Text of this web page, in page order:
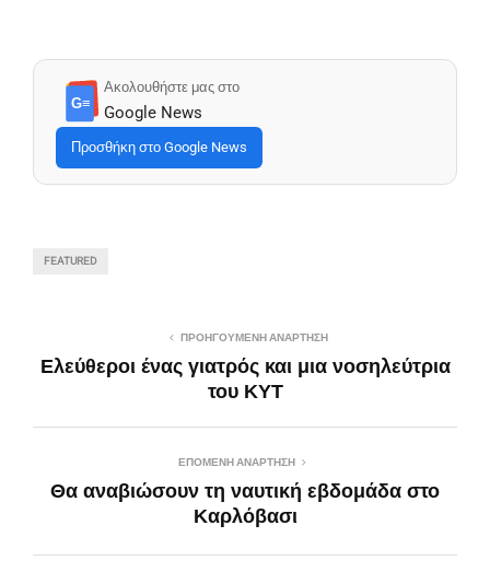
G≡
Ακολουθήστε μας στο
Google News
Προσθήκη στο Google News
FEATURED
ΠΡΟΗΓΟΎΜΕΝΗ ΑΝΆΡΤΗΣΗ
Ελεύθεροι ένας γιατρός και μια νοσηλεύτρια
του ΚΥΤ
ΕΠΌΜΕΝΗ ΑΝΆΡΤΗΣΗ
Θα αναβιώσουν τη ναυτική εβδομάδα στο
Καρλόβασι